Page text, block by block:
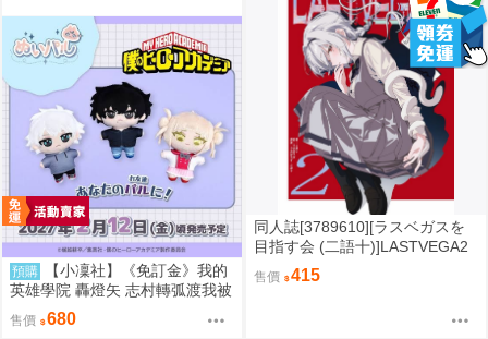
預購
【小凜社】《免訂金》我的
英雄學院 轟燈矢 志村轉弧渡我被
身（小時候）ぬいパル（ぬいぐ
るみマスコット）毛絨布偶玩偶
售價 680
同人誌[3789610][ラスベガスを
目指す会 (二語十)]LASTVEGA2
售價 415